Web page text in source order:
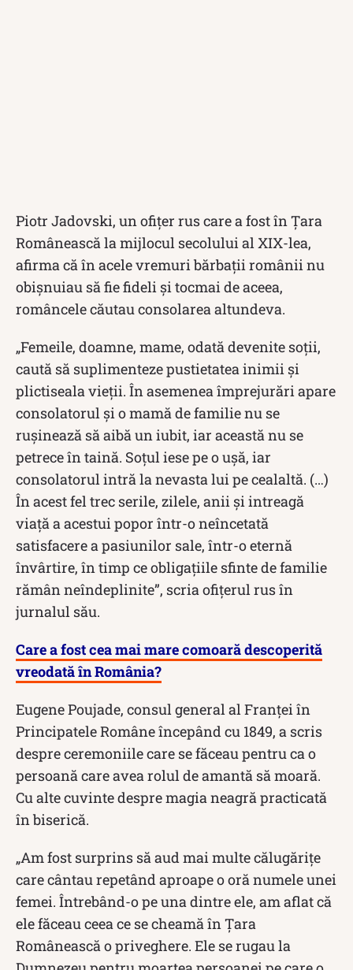
Piotr Jadovski, un ofiţer rus care a fost în Țara
Românească la mijlocul secolului al XIX-lea,
afirma că în acele vremuri bărbații românii nu
obișnuiau să fie fideli și tocmai de aceea,
româncele căutau consolarea altundeva.
„Femeile, doamne, mame, odată devenite soţii,
caută să suplimenteze pustietatea inimii şi
plictiseala vieţii. În asemenea împrejurări apare
consolatorul şi o mamă de familie nu se
ruşinează să aibă un iubit, iar această nu se
petrece în taină. Soţul iese pe o uşă, iar
consolatorul intră la nevasta lui pe cealaltă. (…)
În acest fel trec serile, zilele, anii şi intreagă
viaţă a acestui popor într-o neîncetată
satisfacere a pasiunilor sale, într-o eternă
învârtire, în timp ce obligaţiile sfinte de familie
rămân neîndeplinite”, scria ofiţerul rus în
jurnalul său.
Care a fost cea mai mare comoară descoperită
vreodată în România?
Eugene Poujade, consul general al Franței în
Principatele Române începând cu 1849, a scris
despre ceremoniile care se făceau pentru ca o
persoană care avea rolul de amantă să moară.
Cu alte cuvinte despre magia neagră practicată
în biserică.
„Am fost surprins să aud mai multe călugăriţe
care cântau repetând aproape o oră numele unei
femei. Întrebând-o pe una dintre ele, am aflat că
ele făceau ceea ce se cheamă în Ţara
Românească o priveghere. Ele se rugau la